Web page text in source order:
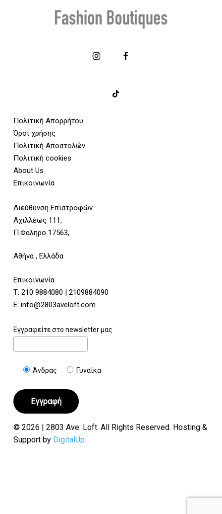
Πολιτική Απορρήτου
Όροι χρήσης
Πολιτική Αποστολών
Πολιτική cookies
About Us
Επικοινωνία
Διεύθυνση Επιστροφών
Αχιλλέως 111,
Π.Φάληρο 17563,
Αθήνα , Ελλάδα
Επικοινωνία
Τ: 210 9884080 | 2109884090
E: info@2803aveloft.com
Εγγραφείτε στο newsletter μας
Άνδρας Γυναίκα
© 2026 | 2803 Ave. Loft. All Rights Reserved. Hosting &
Support by DigitalUp